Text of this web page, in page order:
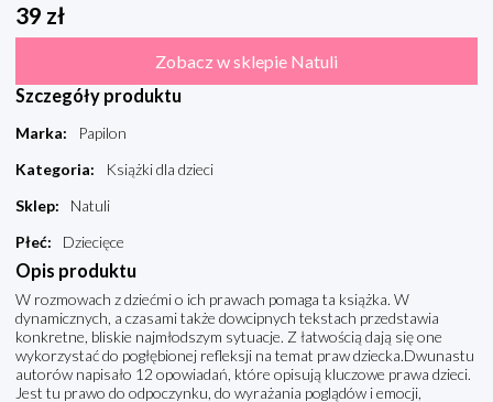
39 zł
Zobacz w sklepie Natuli
Szczegóły produktu
Marka:
Papilon
Kategoria:
Książki dla dzieci
Sklep:
Natuli
Płeć: Dziecięce
Opis produktu
W rozmowach z dziećmi o ich prawach pomaga ta książka. W
dynamicznych, a czasami także dowcipnych tekstach przedstawia
konkretne, bliskie najmłodszym sytuacje. Z łatwością dają się one
wykorzystać do pogłębionej refleksji na temat praw dziecka.Dwunastu
autorów napisało 12 opowiadań, które opisują kluczowe prawa dzieci.
Jest tu prawo do odpoczynku, do wyrażania poglądów i emocji,